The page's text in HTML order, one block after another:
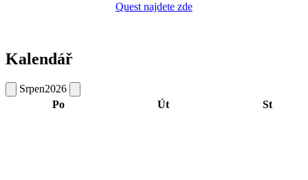
Quest najdete zde
Kalendář
Srpen2026
Po
Út St